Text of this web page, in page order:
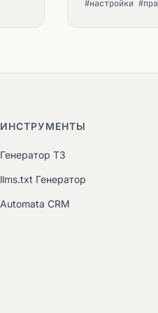
#настройки
ИНСТРУМЕНТЫ
Генератор ТЗ
llms.txt Генератор
Automata CRM